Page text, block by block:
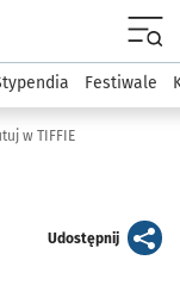
Kultura
Festiwale
w TIFFIE
Udostępnijartykuł